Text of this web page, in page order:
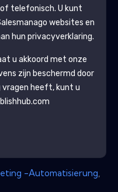
telefonisch. U kunt
websites en
hun privacyverklaring.
u akkoord met onze
zijn beschermd door
vragen heeft, kunt u
-Automatisierung